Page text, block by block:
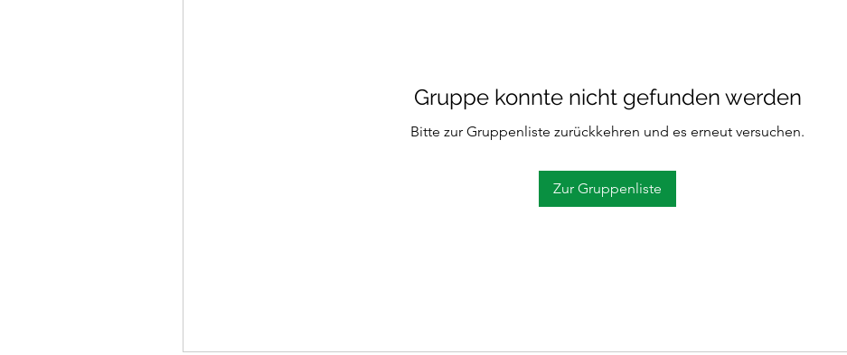
Gruppe konnte nicht gefunden werden
Bitte zur Gruppenliste zurückkehren und es erneut versuchen.
Zur Gruppenliste